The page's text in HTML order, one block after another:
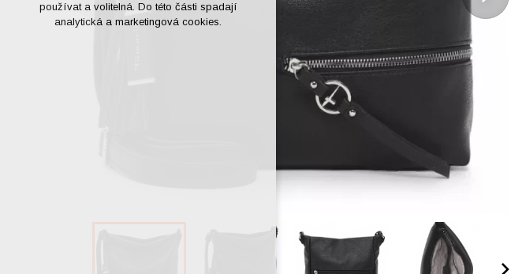
Odmítnout vše
používat a volitelná. Do této části spadají
analytická a marketingová cookies.